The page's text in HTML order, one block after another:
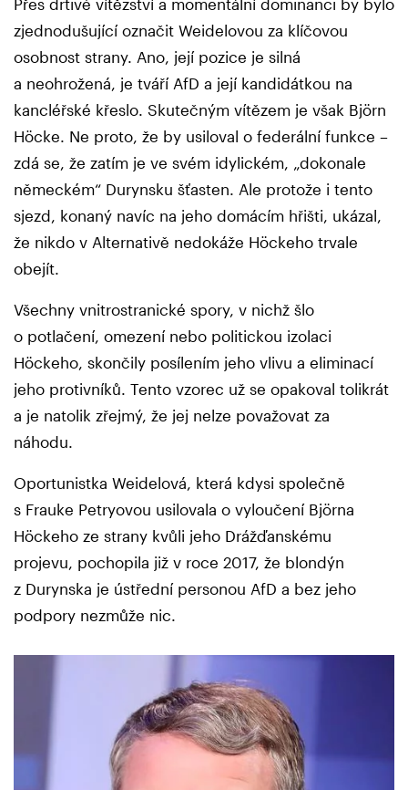
zjednodušující označit Weidelovou za klíčovou
osobnost strany. Ano, její pozice je silná
a neohrožená, je tváří AfD a její kandidátkou na
kancléřské křeslo. Skutečným vítězem je však Björn
Höcke. Ne proto, že by usiloval o federální funkce –
zdá se, že zatím je ve svém idylickém, „dokonale
německém“ Durynsku šťasten. Ale protože i tento
sjezd, konaný navíc na jeho domácím hřišti, ukázal,
že nikdo v Alternativě nedokáže Höckeho trvale
obejít.
Všechny vnitrostranické spory, v nichž šlo
o potlačení, omezení nebo politickou izolaci
Höckeho, skončily posílením jeho vlivu a eliminací
jeho protivníků. Tento vzorec už se opakoval tolikrát
a je natolik zřejmý, že jej nelze považovat za
náhodu.
Oportunistka Weidelová, která kdysi společně
s Frauke Petryovou usilovala o vyloučení Björna
Höckeho ze strany kvůli jeho Drážďanskému
projevu, pochopila již v roce 2017, že blondýn
z Durynska je ústřední personou AfD a bez jeho
podpory nezmůže nic.